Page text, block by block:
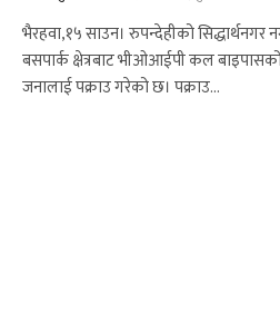
भैरहवा,१५ साउन। रुपन्देहीको सिद्धार्थनगर
बसपार्क क्षेत्रबाट भीओआईपी कल
जनालाई पक्राउ गरेको छ। पक्राउ…